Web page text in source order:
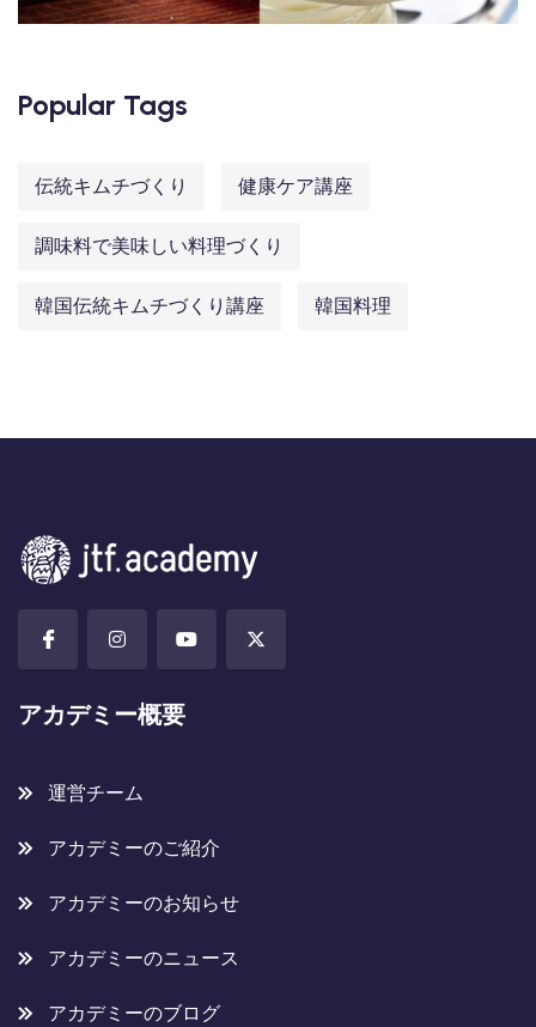
Popular Tags
伝統キムチづくり 健康ケア講座
調味料で美味しい料理づくり
韓国伝統キムチづくり講座 韓国料理
アカデミー概要
運営チーム
アカデミーのご紹介
アカデミーのお知らせ
アカデミーのニュース
アカデミーのブログ